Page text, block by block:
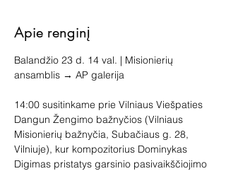
Apie renginį
Balandžio 23 d. 14 val. | Misionierių
ansamblis → AP galerija
14:00 susitinkame prie Vilniaus Viešpaties
Dangun Žengimo bažnyčios (Vilniaus
Misionierių bažnyčia, Subačiaus g. 28,
Vilniuje), kur kompozitorius Dominykas
Digimas pristatys garsinio pasivaikščiojimo